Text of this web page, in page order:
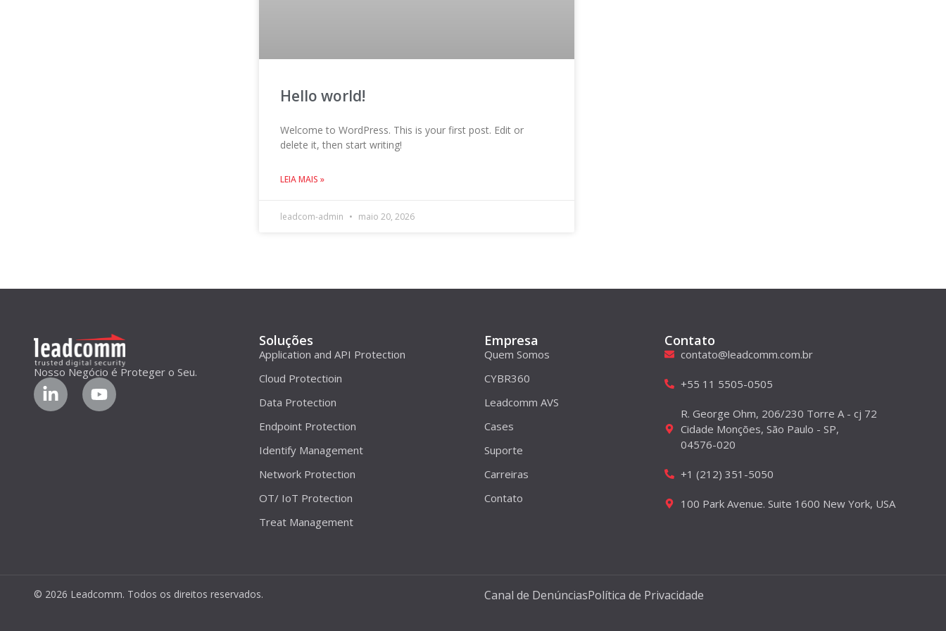
Hello world!
Welcome to WordPress. This is your first post. Edit or
delete it, then start writing!
LEIA MAIS »
leadcom-admin maio 20, 2026
Nosso Negócio é Proteger o Seu.
Soluções
Application and API Protection
Cloud Protectioin
Data Protection
Endpoint Protection
Identify Management
Network Protection
OT/ IoT Protection
Treat Management
Empresa
Quem Somos
CYBR360
Leadcomm AVS
Cases
Suporte
Carreiras
Contato
Contato
contato@leadcomm.com.br
+55 11 5505-0505
R. George Ohm, 206/230 Torre A - cj 72
Cidade Monções, São Paulo - SP,
04576-020
+1 (212) 351-5050
100 Park Avenue. Suite 1600 New York, USA
© 2026 Leadcomm. Todos os direitos reservados. Canal de DenúnciasPolítica de Privacidade